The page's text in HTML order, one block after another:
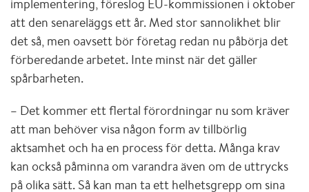
att den senareläggs ett år. Med stor sannolikhet blir
det så, men oavsett bör företag redan nu påbörja det
förberedande arbetet. Inte minst när det gäller
spårbarheten.
– Det kommer ett flertal förordningar nu som kräver
att man behöver visa någon form av tillbörlig
aktsamhet och ha en process för detta. Många krav
kan också påminna om varandra även om de uttrycks
på olika sätt. Så kan man ta ett helhetsgrepp om sina